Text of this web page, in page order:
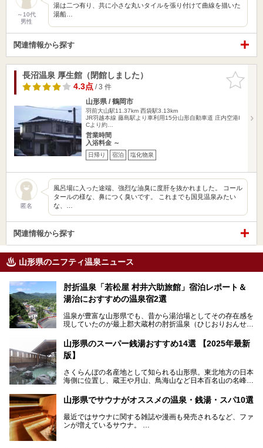
～10代
男性
湯は二つ有り、共に小さな丸いタイルを張り付けて曲線を描いた
湯船…
関連情報から探す
お気に入
りに追加
長沼温泉 厚生館（閉館しました）
4.3点/ 3 件
山形県 / 鶴岡市
羽前大山駅11.37km 西袋駅3.13km
JR羽越本線 藤島駅より車利用15分山形自動車道 庄内空港I
Cより約…
営業時間
入浴料金 ～
日帰り 宿泊 塩化物泉
匿名
風呂場に入った途端、強烈な油臭に度肝を抜かれました。 コール
タールの様な、鼻につく臭いです。 これまでも国見温泉みたい
な、…
関連情報から探す
山形県のニフティ温泉ニュース
肘折温泉「若松屋 村井六助旅館」宿泊レポート＆
湯治におすすめの温泉宿2選
温泉が豊富な山形県でも、昔から湯治場としてその存在感を
現していたのが最上郡大蔵村の肘折温泉（ひじおりおんせ
今回はその肘折温泉の「若松屋 村井六助旅館」に宿泊した
体験レポートとおすすめの温泉宿を2軒ご紹介します。
鄙びた風情があり、源泉掛け流しの旅館も多い肘折温泉は、
す。
山形県のスーパー銭湯おすすめ14選 【2025年最新
版】
さくらんぼの名産地として知られる山形県。東北地方の日本
海側に位置し、蔵王や月山、鳥海山など日本百名山の名峰や
の細道」全行程の1/3にあたる期間を山形県で過ごしたとい
われることからも、山形の深い魅力がうかがえます。
山形県はまた、県内全域に多様な温泉があり、35ある市町
村のすべてで温泉が湧いているという温泉県。そんな山形県
でぜひチェックしたいスーパー銭湯をご紹介します。
山形県でサウナがオススメの温泉・銭湯・スパ10選
最近ではサウナに関する雑誌や漫画も発売されるなど、ファ
ンが増えているサウナ。